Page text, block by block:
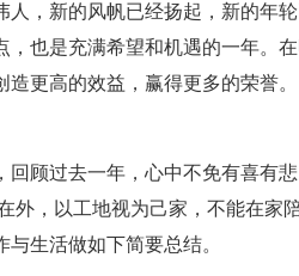
人，新的风帆已经扬起，新的年
，也是充满希望和机遇的一年。
更高的效益，赢得更多的荣誉。
回顾过去一年，心中不免有喜有
外，以工地视为己家，不能在家
生活做如下简要总结。